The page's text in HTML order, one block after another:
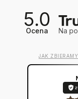
5.0
Ocena Na
JAK